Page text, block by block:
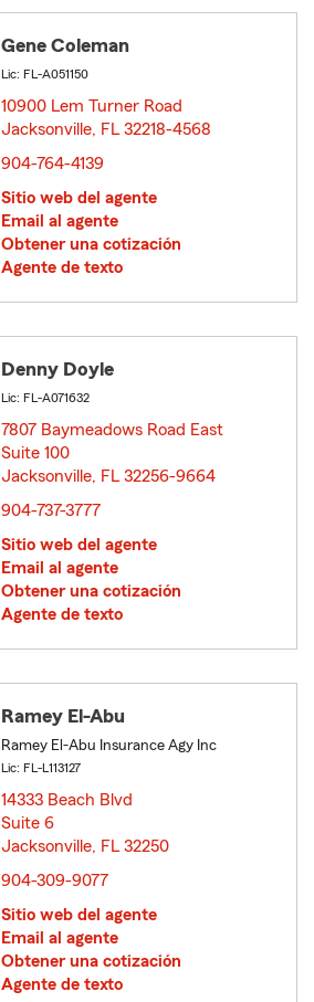
Gene Coleman
Lic: FL-A051150
10900 Lem Turner Road
Jacksonville, FL 32218-4568
904-764-4139
Sitio web del agente
Email al agente
Obtener una cotización
Agente de texto
Denny Doyle
Lic: FL-A071632
7807 Baymeadows Road East
Suite 100
Jacksonville, FL 32256-9664
904-737-3777
Sitio web del agente
Email al agente
Obtener una cotización
Agente de texto
Ramey El-Abu
Ramey El-Abu Insurance Agy Inc
Lic: FL-L113127
14333 Beach Blvd
Suite 6
Jacksonville, FL 32250
904-309-9077
Sitio web del agente
Email al agente
Obtener una cotización
Agente de texto